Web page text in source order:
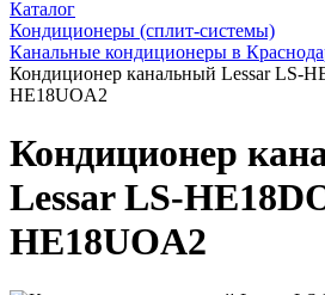
Каталог
Кондиционеры (сплит-системы)
Канальные кондиционеры в
Кондиционер канальный Lessar LS-
HE18UOA2
Кондиционер
Lessar LS-
HE18UOA2